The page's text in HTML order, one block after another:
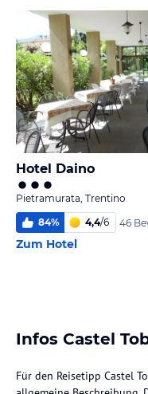
Hotel Daino
Pietramurata, Trentino
84% 4,4/6 46
Zum Hotel
Infos Castel
Für den Reisetipp Castel